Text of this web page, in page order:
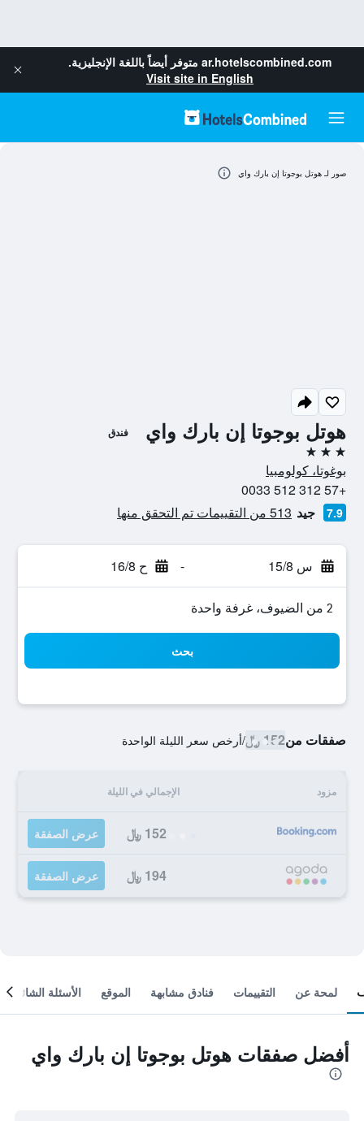
ar.hotelscombined.com متوفر أيضاً باللغة الإنجليزية.
Visit site in English
هوتل بوجوتا إن بارك واي فندق
3 نجوم
بوغوتا، كولومبيا
+57 312 512 0033
7.9 جيد 513 من التقييمات تم التحقق منها
س 15/8 - ح 16/8
2 من الضيوف، غرفة واحدة
بحث
صفقات من152 ﷼ /أرخص سعر الليلة الواحدة
مزود الإجمالي في الليلة
152 ﷼ عرض الصفقة
194 ﷼ عرض الصفقة
صور لـ هوتل بوجوتا إن بارك واي
لمحة عن التقييمات فنادق مشابهة الموقع الأسئلة الشائعة
أفضل صفقات هوتل بوجوتا إن بارك واي